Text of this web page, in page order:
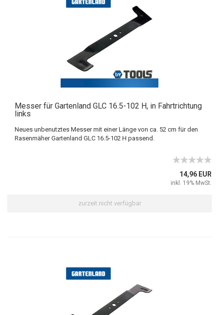
Messer für Gartenland GLC 16.5-102 H, in Fahrtrichtung
links
Neues unbenutztes Messer mit einer Länge von ca. 52 cm für den
Rasenmäher Gartenland GLC 16.5-102 H passend.
14,96 EUR
inkl. 19% MwSt.
zurzeit nicht verfügbar